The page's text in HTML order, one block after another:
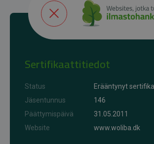
Sertifikaattitiedot
Status
Erääntynyt
Jäsentunnus
146
Päättymispäivä
31.05.2011
Website
www.woliba.dk